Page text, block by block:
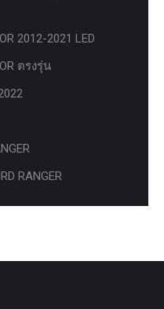
2012-2021 LED
ตรงรุ่น
RANGER